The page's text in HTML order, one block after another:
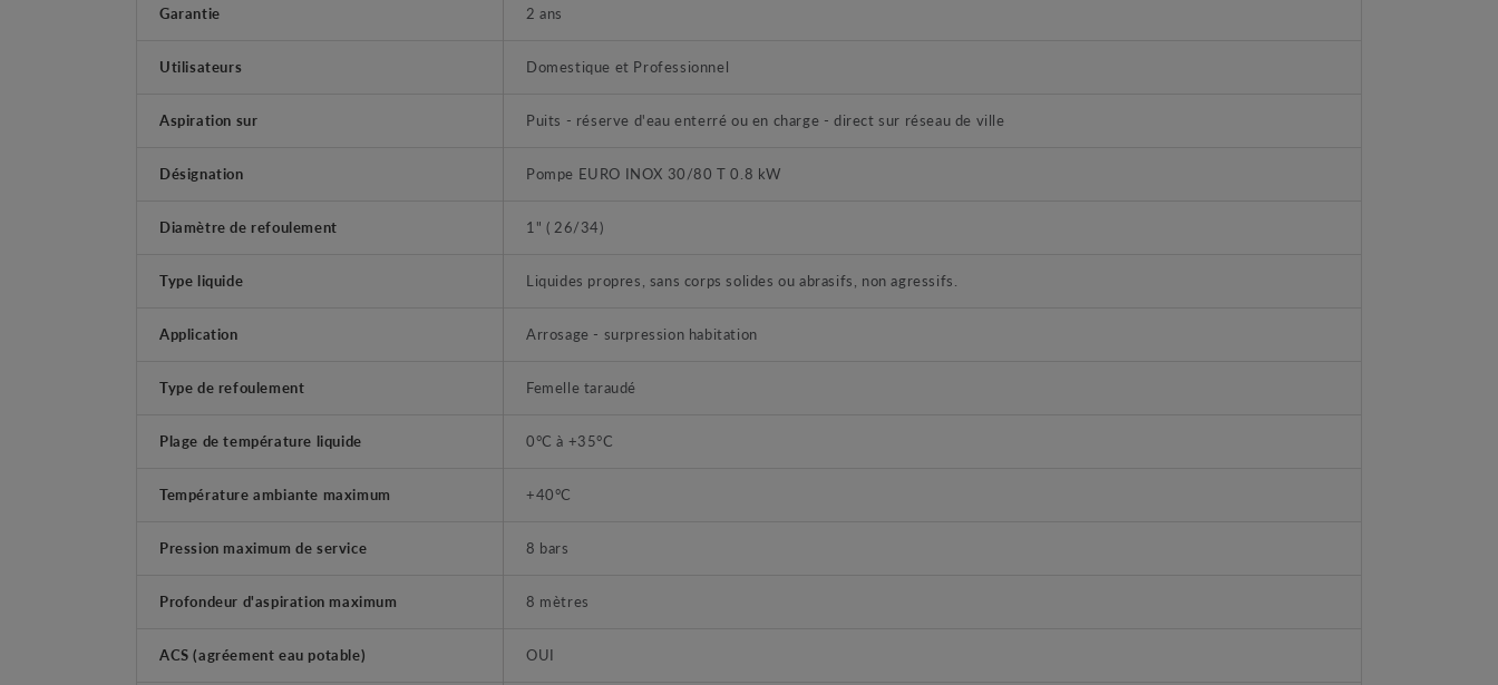
Garantie 2 ans
Utilisateurs Domestique et Professionnel
Aspiration sur Puits - réserve d'eau enterré ou en charge - direct sur réseau de ville
Désignation Pompe EURO INOX 30/80 T 0.8 kW
Diamètre de refoulement 1" ( 26/34)
Type liquide Liquides propres, sans corps solides ou abrasifs, non agressifs.
Application Arrosage - surpression habitation
Type de refoulement Femelle taraudé
Plage de température liquide 0°C à +35°C
Température ambiante maximum +40°C
Pression maximum de service 8 bars
Profondeur d'aspiration maximum 8 mètres
ACS (agréement eau potable) OUI